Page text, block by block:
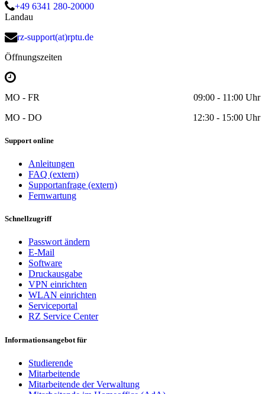
+49 6341 280-20000
Landau
rz-support(at)rptu.de
Öffnungszeiten
MO - FR
09:00 - 11:00 Uhr
MO - DO
12:30 - 15:00 Uhr
Support online
Anleitungen
FAQ (extern)
Supportanfrage (extern)
Fernwartung
Schnellzugriff
Passwort ändern
E-Mail
Software
Druckausgabe
VPN einrichten
WLAN einrichten
Serviceportal
RZ Service Center
Informationsangebot für
Studierende
Mitarbeitende
Mitarbeitende der Verwaltung